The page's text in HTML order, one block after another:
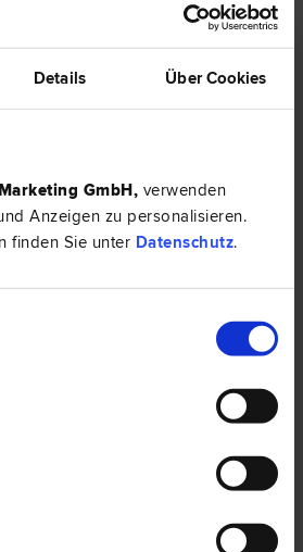
Details Über Cookies
GmbH, verwenden
Anzeigen zu personalisieren.
finden Sie unter Datenschutz.
mit ähnlichem Profil in
Mag. Robert
| Verkehrs­recht | Vertrags­recht | Zivil­